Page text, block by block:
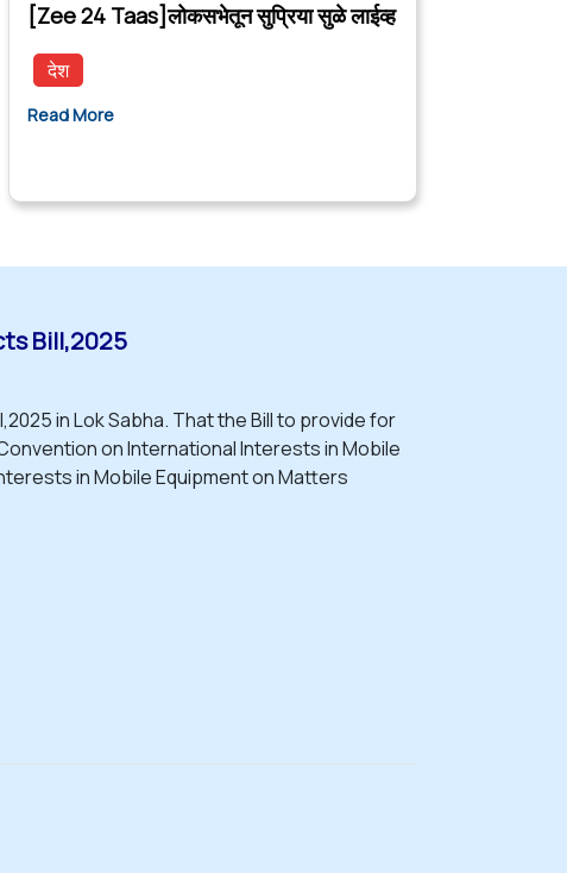
[Zee 24 Taas]लोकसभेतून सुप्रिया सुळे लाईव्ह
देश
Read More
Bill,2025
in Lok Sabha. That the Bill to provide for
on International Interests in Mobile
in Mobile Equipment on Matters